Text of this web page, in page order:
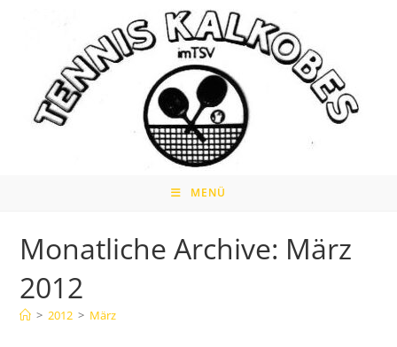
MENÜ
Monatliche Archive: März
2012
> 2012 > März